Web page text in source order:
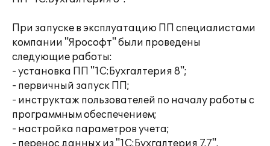
При запуске в эксплуатацию ПП специалистами
компании "Ярософт" были проведены
следующие работы:
- установка ПП "1С:Бухгалтерия 8";
- первичный запуск ПП;
- инструктаж пользователей по началу работы с
программным обеспечением;
- настройка параметров учета;
- перенос данных из "1С:Бухгалтерия 7.7".